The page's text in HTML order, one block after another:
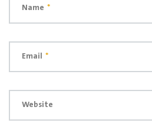
Name *
Email *
Website